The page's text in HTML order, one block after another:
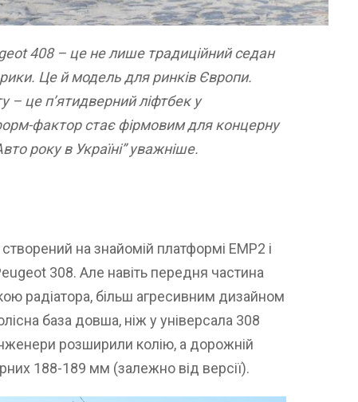
408 – це не лише традиційний седан
Це й модель для ринків Європи.
– це п’ятидверний ліфтбек у
фактор стає фірмовим для концерну
року в Україні” уважніше.
на знайомій платформі EMP2 і
308. Але навіть передня частина
радіатора, більш агресивним дизайном
база довша, ніж у універсала 308
розширили колію, а дорожній
188-189 мм (залежно від версії).